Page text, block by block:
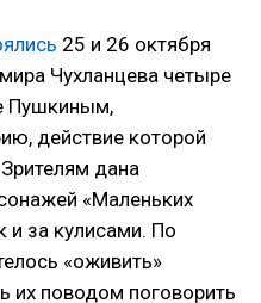
25 и 26 октября
Чухланцева четыре
Пушкиным,
действие которой
дана
«Маленьких
и за кулисами. По
«оживить»
их поводом поговорить